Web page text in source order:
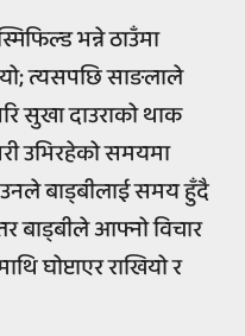
भन्ने ठाउँमा
त्यसपछि साङलाले
सुखा दाउराको थाक
उभिरहेको समयमा
उनले बाड्बीलाई समय हुँदै
बाड्बीले आफ्नो विचार
घोप्टाएर राखियो र